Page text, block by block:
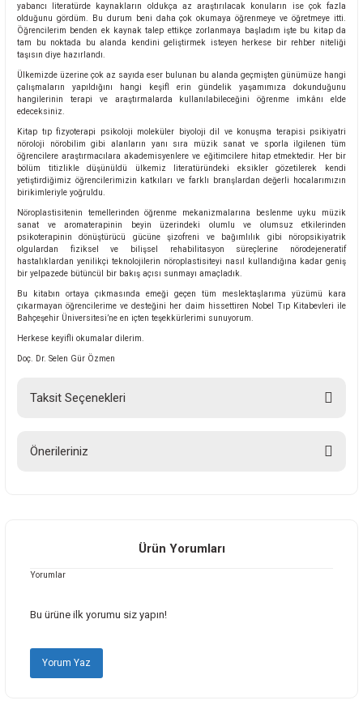
yabancı literatürde kaynakların oldukça az araştırılacak konuların ise çok fazla
olduğunu gördüm. Bu durum beni daha çok okumaya öğrenmeye ve öğretmeye itti.
Öğrencilerim benden ek kaynak talep ettikçe zorlanmaya başladım işte bu kitap da
tam bu noktada bu alanda kendini geliştirmek isteyen herkese bir rehber niteliği
taşısın diye hazırlandı.
Ülkemizde üzerine çok az sayıda eser bulunan bu alanda geçmişten günümüze hangi
çalışmaların yapıldığını hangi keşifl erin gündelik yaşamımıza dokunduğunu
hangilerinin terapi ve araştırmalarda kullanılabileceğini öğrenme imkânı elde
edeceksiniz.
Kitap tıp fizyoterapi psikoloji moleküler biyoloji dil ve konuşma terapisi psikiyatri
nöroloji nörobilim gibi alanların yanı sıra müzik sanat ve sporla ilgilenen tüm
öğrencilere araştırmacılara akademisyenlere ve eğitimcilere hitap etmektedir. Her bir
bölüm titizlikle düşünüldü ülkemiz literatüründeki eksikler gözetilerek kendi
yetiştirdiğimiz öğrencilerimizin katkıları ve farklı branşlardan değerli hocalarımızın
birikimleriyle yoğruldu.
Nöroplastisitenin temellerinden öğrenme mekanizmalarına beslenme uyku müzik
sanat ve aromaterapinin beyin üzerindeki olumlu ve olumsuz etkilerinden
psikoterapinin dönüştürücü gücüne şizofreni ve bağımlılık gibi nöropsikiyatrik
olgulardan fiziksel ve bilişsel rehabilitasyon süreçlerine nörodejeneratif
hastalıklardan yenilikçi teknolojilerin nöroplastisiteyi nasıl kullandığına kadar geniş
bir yelpazede bütüncül bir bakış açısı sunmayı amaçladık.
Bu kitabın ortaya çıkmasında emeği geçen tüm meslektaşlarıma yüzümü kara
çıkarmayan öğrencilerime ve desteğini her daim hissettiren Nobel Tıp Kitabevleri ile
Bahçeşehir Üniversitesi’ne en içten teşekkürlerimi sunuyorum.
Herkese keyifli okumalar dilerim.
Doç. Dr. Selen Gür Özmen
Taksit Seçenekleri
Önerileriniz
Ürün resmi kalitesiz, bozuk veya görüntülenemiyor.
Ürün bilgilerinde hatalar bulunuyor.
Bu ürüne benzer farklı alternatifler olmalı.
Ürün Yorumları
Yorumlar
Bu ürüne ilk yorumu siz yapın!
Yorum Yaz